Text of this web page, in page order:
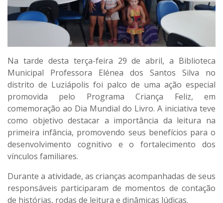
Na tarde desta terça-feira 29 de abril, a Biblioteca
Municipal Professora Elénea dos Santos Silva no
distrito de Luziápolis foi palco de uma ação especial
promovida pelo Programa Criança Feliz, em
comemoração ao Dia Mundial do Livro. A iniciativa teve
como objetivo destacar a importância da leitura na
primeira infância, promovendo seus benefícios para o
desenvolvimento cognitivo e o fortalecimento dos
vínculos familiares.
Durante a atividade, as crianças acompanhadas de seus
responsáveis participaram de momentos de contação
de histórias, rodas de leitura e dinâmicas lúdicas.